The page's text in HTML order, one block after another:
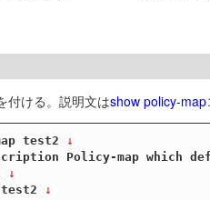
付ける。説明文はshow policy-map
test2 ↓
Policy-map which
↓
test2 ↓